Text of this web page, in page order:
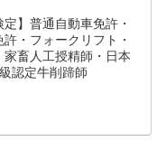
定】普通自動車免許・
・フォークリフト・
畜人工授精師・日本
認定牛削蹄師